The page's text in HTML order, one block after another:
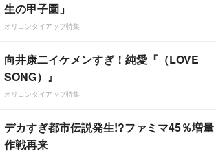
生の甲子園」
オリコンタイアップ特集
向井康二イケメンすぎ！純愛『（LOVE
SONG）』
オリコンタイアップ特集
デカすぎ都市伝説発生!?ファミマ45％増量
作戦再来